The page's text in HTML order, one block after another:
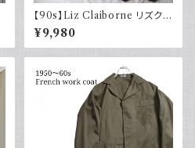
【90s】Liz Claiborne リズクレ
イボーン コットンリネンパンツ
ツータック ワイド スラックス 古
着
¥9,980